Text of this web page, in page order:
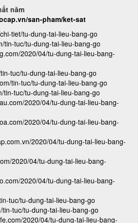
năm
san-pham/ket-sat
tiet/tu-dung-tai-lieu-bang-go
tin-tuc/tu-dung-tai-lieu-bang-go
2020/04/tu-dung-tai-lieu-bang-
tuc/tu-dung-tai-lieu-bang-go
tin-tuc/tu-dung-tai-lieu-bang-go
tin-tuc/tu-dung-tai-lieu-bang-go
2020/04/tu-dung-tai-lieu-bang-
2020/04/tu-dung-tai-lieu-bang-
2020/04/tu-dung-tai-lieu-bang-
2020/04/tu-dung-tai-lieu-bang-
2020/04/tu-dung-tai-lieu-bang-
tuc/tu-dung-tai-lieu-bang-go
tuc/tu-dung-tai-lieu-bang-go
2020/04/tu-dung-tai-lieu-bang-